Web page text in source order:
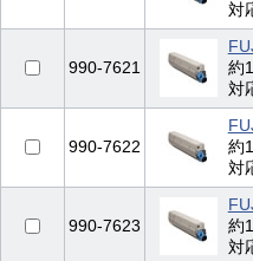
対
990-7621
約
対
990-7622
約
対
990-7623
約
対